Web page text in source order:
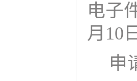
电子
月 10
申